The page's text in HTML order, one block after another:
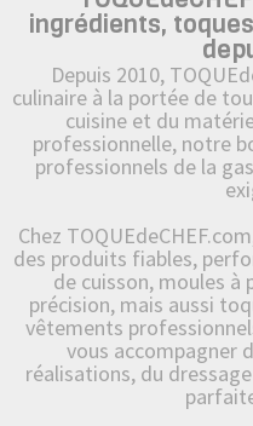
ingrédients,
Depuis 2010,
culinaire à la portée de
cuisine et du
professionnelle, notre
professionnels de la
Chez
des produits fiables,
de cuisson, moules à
précision, mais aussi
vêtements
vous accompagner
réalisations, du